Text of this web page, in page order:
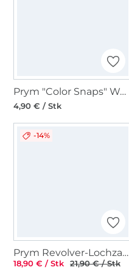
Prym "Color Snaps" Werkzeug-Set
4,90 € / Stk
-14%
Prym Revolver-Lochzange
18,90 € / Stk 21,90 € / Stk